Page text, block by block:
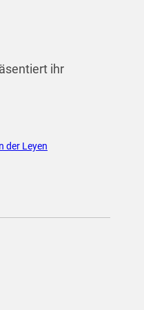
ihr
der Leyen